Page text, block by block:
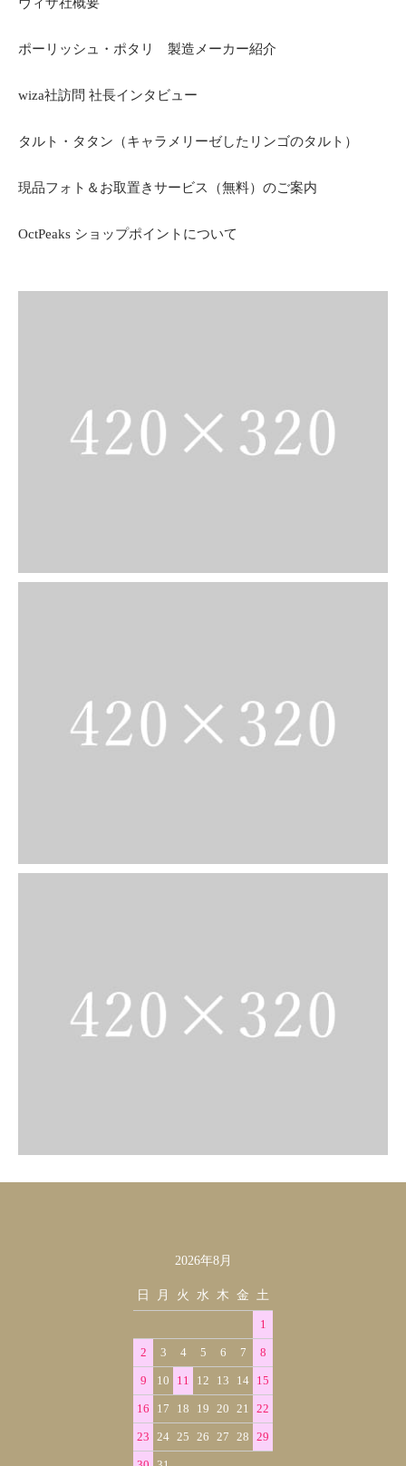
ポーリッシュ・ポタリ 製造メーカー紹介
wiza社訪問 社長インタビュー
タルト・タタン（キャラメリーゼしたリンゴのタルト）
現品フォト＆お取置きサービス（無料）のご案内
OctPeaks ショップポイントについて
2026年8月
日 月 火 水 木 金 土
1
2 3 4 5 6 7 8
9 10 11 12 13 14 15
16 17 18 19 20 21 22
23 24 25 26 27 28 29